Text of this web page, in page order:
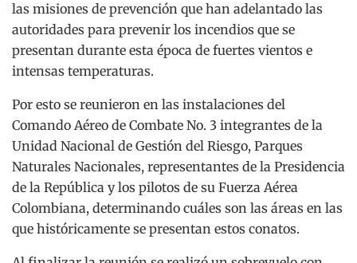
las misiones de prevención que han adelantado las
autoridades para prevenir los incendios que se
presentan durante esta época de fuertes vientos e
intensas temperaturas.
Por esto se reunieron en las instalaciones del
Comando Aéreo de Combate No. 3 integrantes de la
Unidad Nacional de Gestión del Riesgo, Parques
Naturales Nacionales, representantes de la Presidencia
de la República y los pilotos de su Fuerza Aérea
Colombiana, determinando cuáles son las áreas en las
que históricamente se presentan estos conatos.